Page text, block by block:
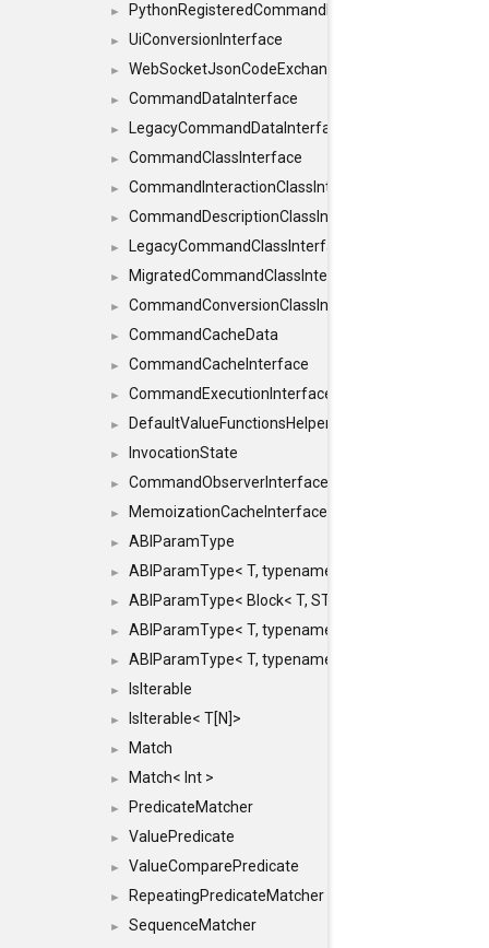
► PythonRegisteredCommandIdsInterface
► UiConversionInterface
► WebSocketJsonCodeExchangerInterface
► CommandDataInterface
► LegacyCommandDataInterface
► CommandClassInterface
► CommandInteractionClassInterface
► CommandDescriptionClassInterface
► LegacyCommandClassInterface
► MigratedCommandClassInterface
► CommandConversionClassInterface
► CommandCacheData
► CommandCacheInterface
► CommandExecutionInterface
► DefaultValueFunctionsHelper< const Result<
► InvocationState
► CommandObserverInterface
► MemoizationCacheInterface
► ABIParamType
► ABIParamType< T, typename std::enable_if<
► ABIParamType< Block< T, STRIDED, MOVE > >
► ABIParamType< T, typename std::enable_if<
► ABIParamType< T, typename std::enable_if<
► IsIterable
► IsIterable< T[N]>
► Match
► Match< Int >
► PredicateMatcher
► ValuePredicate
► ValueComparePredicate
► RepeatingPredicateMatcher
►
SequenceMatcher